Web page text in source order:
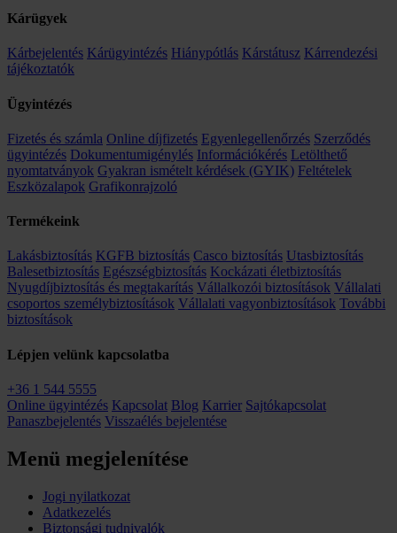
Kárügyek
Kárbejelentés Kárügyintézés Hiánypótlás Kárstátusz Kárrendezési
tájékoztatók
Ügyintézés
Fizetés és számla Online díjfizetés Egyenlegellenőrzés Szerződés
ügyintézés Dokumentumigénylés Információkérés Letölthető
nyomtatványok Gyakran ismételt kérdések (GYIK) Feltételek
Eszközalapok Grafikonrajzoló
Termékeink
Lakásbiztosítás KGFB biztosítás Casco biztosítás Utasbiztosítás
Balesetbiztosítás Egészségbiztosítás Kockázati életbiztosítás
Nyugdíjbiztosítás és megtakarítás Vállalkozói biztosítások Vállalati
csoportos személybiztosítások Vállalati vagyonbiztosítások További
biztosítások
Lépjen velünk kapcsolatba
+36 1 544 5555
Online ügyintézés Kapcsolat Blog Karrier Sajtókapcsolat
Panaszbejelentés Visszaélés bejelentése
Menü megjelenítése
Jogi nyilatkozat
Adatkezelés
Biztonsági tudnivalók